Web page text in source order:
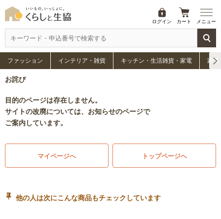
ログイン カート メニュー
ファッション インテリア・雑貨 キッチン・生活雑貨・家電 家具
お詫び
目的のページは存在しません。
サイトの改廃については、お知らせのページで
ご案内しています。
マイページへ トップページへ
他の人は次にこんな商品もチェックしています